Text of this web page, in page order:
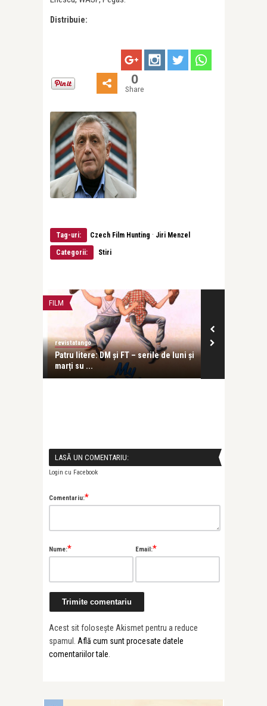
Distribuie:
0
Share
Tag-uri: Czech Film Hunting · Jiri Menzel
Categorii: Stiri
FILM
revistatango
Patru litere: DM și FT – serile de luni și
marți su ...
LASĂ UN COMENTARIU:
Login cu Facebook
Comentariu:*
Nume:* Email:*
Acest sit folosește Akismet pentru a reduce
spamul. Află cum sunt procesate datele
comentariilor tale